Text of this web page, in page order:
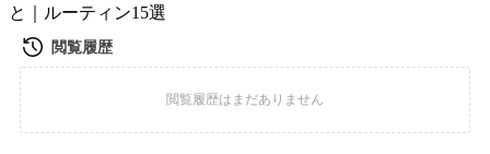
と｜ルーティン15選